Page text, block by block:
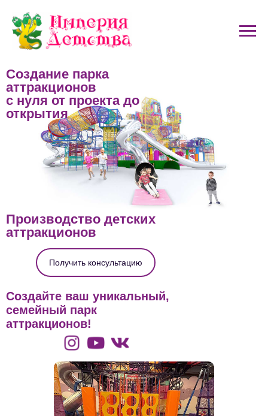
Получить консультацию
Создайте ваш уникальный,
семейный парк
аттракционов!
Производство детских
аттракционов
Создание парка
аттракционов
с нуля от проекта до
открытия